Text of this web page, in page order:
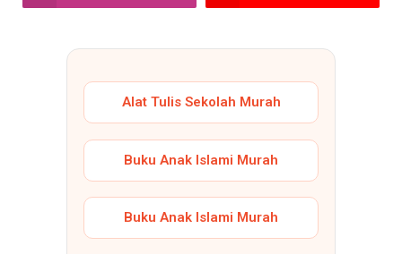
Alat Tulis Sekolah Murah
Buku Anak Islami Murah
Buku Anak Islami Murah